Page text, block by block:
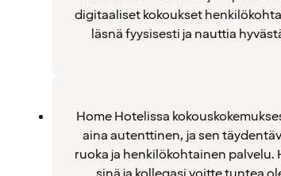
digitaaliset kokoukset
läsnä fyysisesti ja nauttia
Home Hotelissa
aina autenttinen, ja sen
ruoka ja henkilökohtainen palvelu.